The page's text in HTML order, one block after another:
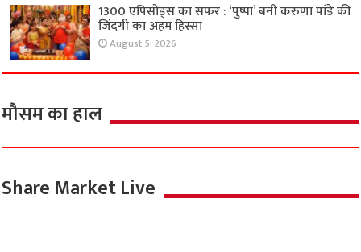
1300 एपिसोड्स का सफर : ‘पुष्पा’ बनी करुणा पांडे की
जिंदगी का अहम हिस्सा
August 5, 2026
मौसम का हाल
Share Market Live